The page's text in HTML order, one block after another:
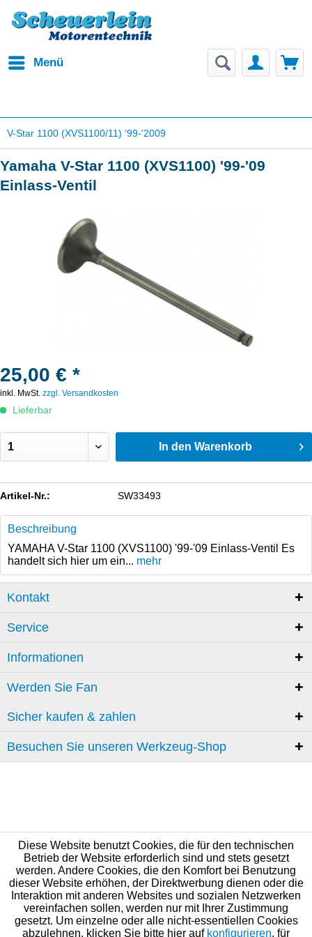
Menü
V-Star 1100 (XVS1100/11) '99-'2009
Yamaha V-Star 1100 (XVS1100) '99-'09
Einlass-Ventil
25,00 € *
inkl. MwSt. zzgl. Versandkosten
Lieferbar
In den Warenkorb
Artikel-Nr.: SW33493
Beschreibung
YAMAHA V-Star 1100 (XVS1100) '99-'09 Einlass-Ventil Es
handelt sich hier um ein... mehr
Kontakt
Service
Informationen
Werden Sie Fan
Sicher kaufen & zahlen
Besuchen Sie unseren Werkzeug-Shop
Diese Website benutzt Cookies, die für den technischen
Betrieb der Website erforderlich sind und stets gesetzt
werden. Andere Cookies, die den Komfort bei Benutzung
dieser Website erhöhen, der Direktwerbung dienen oder die
Interaktion mit anderen Websites und sozialen Netzwerken
vereinfachen sollen, werden nur mit Ihrer Zustimmung
gesetzt. Um einzelne oder alle nicht-essentiellen Cookies
abzulehnen, klicken Sie bitte hier auf konfigurieren, für